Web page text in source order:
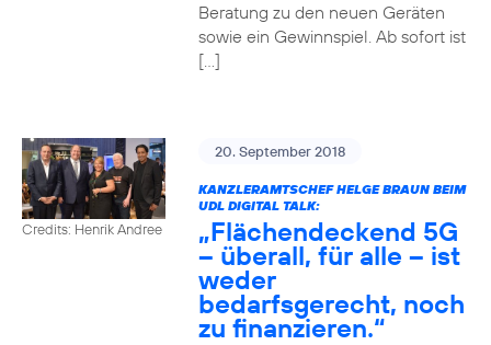
Beratung zu den neuen Geräten
sowie ein Gewinnspiel. Ab sofort ist
[…]
Credits: Henrik Andree
20. September 2018
KANZLERAMTSCHEF HELGE BRAUN BEIM
UDL DIGITAL TALK:
„Flächendeckend 5G
– überall, für alle – ist
weder
bedarfsgerecht, noch
zu finanzieren.“